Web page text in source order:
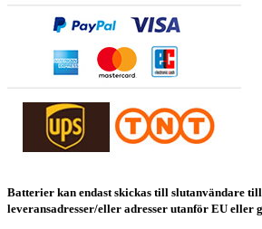
Batterier kan endast skickas till slutanvändare
leveransadresser/eller adresser utanför EU eller